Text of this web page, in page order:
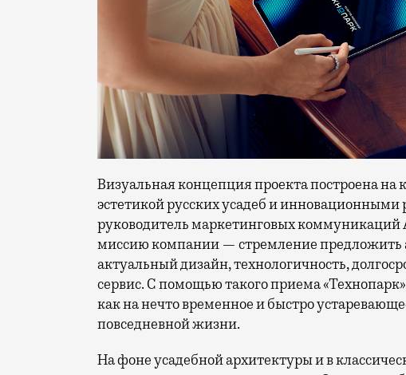
Визуальная концепция проекта построена на
эстетикой русских усадеб и
руководитель маркетинговых коммуникаций
миссию компании — стремление предложить
актуальный дизайн, технологичность,
сервис. С помощью такого приема
как на нечто временное и быстро
повседневной жизни.
На фоне усадебной архитектуры и в